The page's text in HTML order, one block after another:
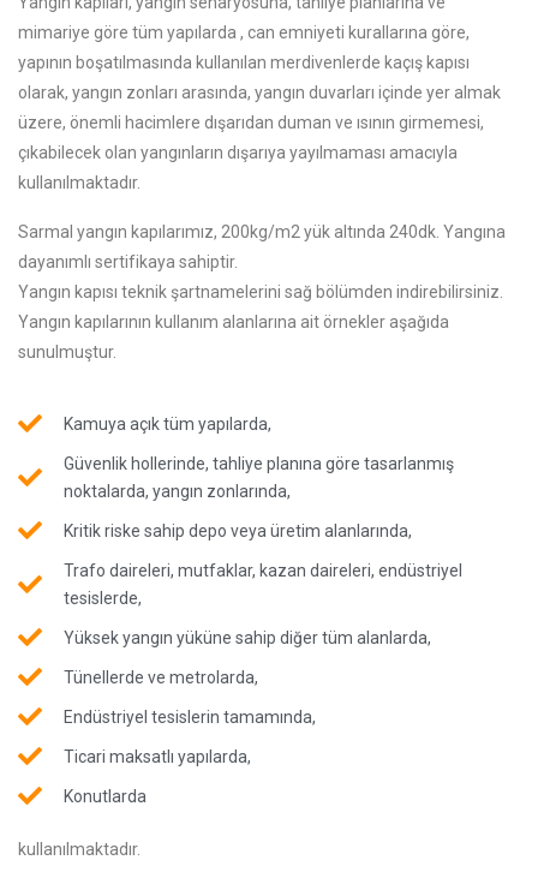
mimariye göre tüm yapılarda , can emniyeti kurallarına göre,
yapının boşatılmasında kullanılan merdivenlerde kaçış kapısı
olarak, yangın zonları arasında, yangın duvarları içinde yer almak
üzere, önemli hacimlere dışarıdan duman ve ısının girmemesi,
çıkabilecek olan yangınların dışarıya yayılmaması amacıyla
kullanılmaktadır.
Sarmal yangın kapılarımız, 200kg/m2 yük altında 240dk. Yangına
dayanımlı sertifikaya sahiptir.
Yangın kapısı teknik şartnamelerini sağ bölümden indirebilirsiniz.
Yangın kapılarının kullanım alanlarına ait örnekler aşağıda
sunulmuştur.
Kamuya açık tüm yapılarda,
Güvenlik hollerinde, tahliye planına göre tasarlanmış
noktalarda, yangın zonlarında,
Kritik riske sahip depo veya üretim alanlarında,
Trafo daireleri, mutfaklar, kazan daireleri, endüstriyel
tesislerde,
Yüksek yangın yüküne sahip diğer tüm alanlarda,
Tünellerde ve metrolarda,
Endüstriyel tesislerin tamamında,
Ticari maksatlı yapılarda,
Konutlarda
kullanılmaktadır.